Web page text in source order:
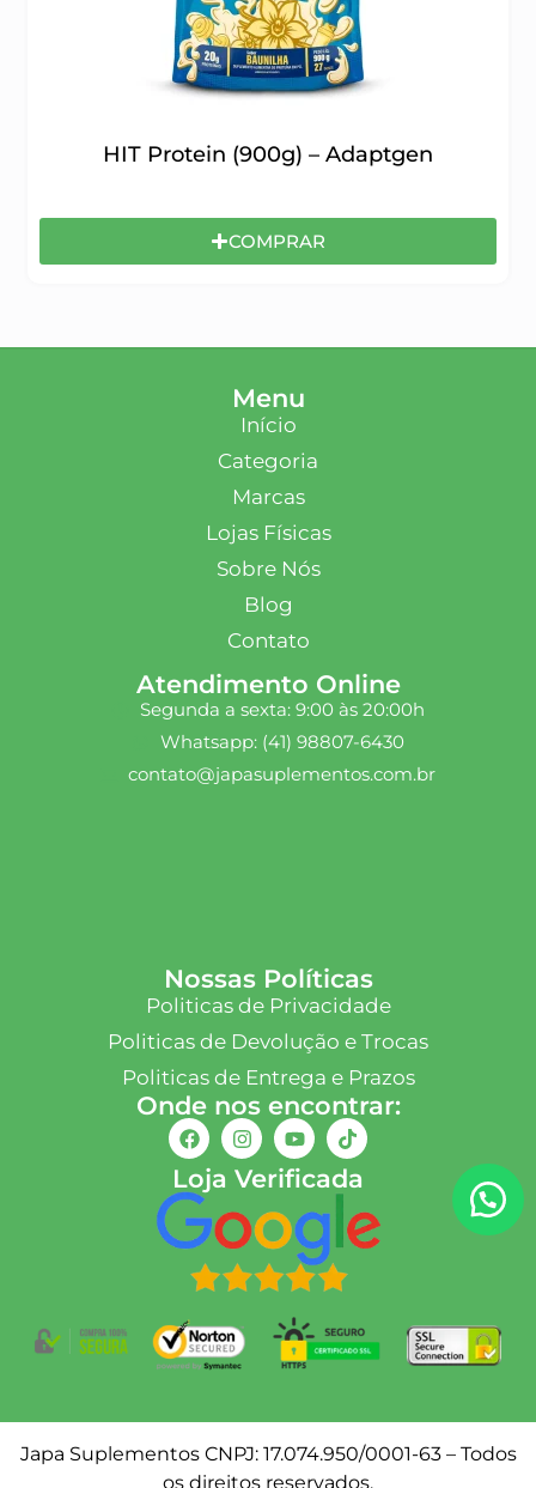
HIT Protein (900g) – Adaptgen
COMPRAR
Menu
Início
Categoria
Marcas
Lojas Físicas
Sobre Nós
Blog
Contato
Atendimento Online
Segunda a sexta: 9:00 às 20:00h
Whatsapp: (41) 98807-6430
contato@japasuplementos.com.br
Nossas Políticas
Politicas de Privacidade
Politicas de Devolução e Trocas
Politicas de Entrega e Prazos
Onde nos encontrar:
Loja Verificada
Japa Suplementos CNPJ: 17.074.950/0001-63 – Todos
os direitos reservados.